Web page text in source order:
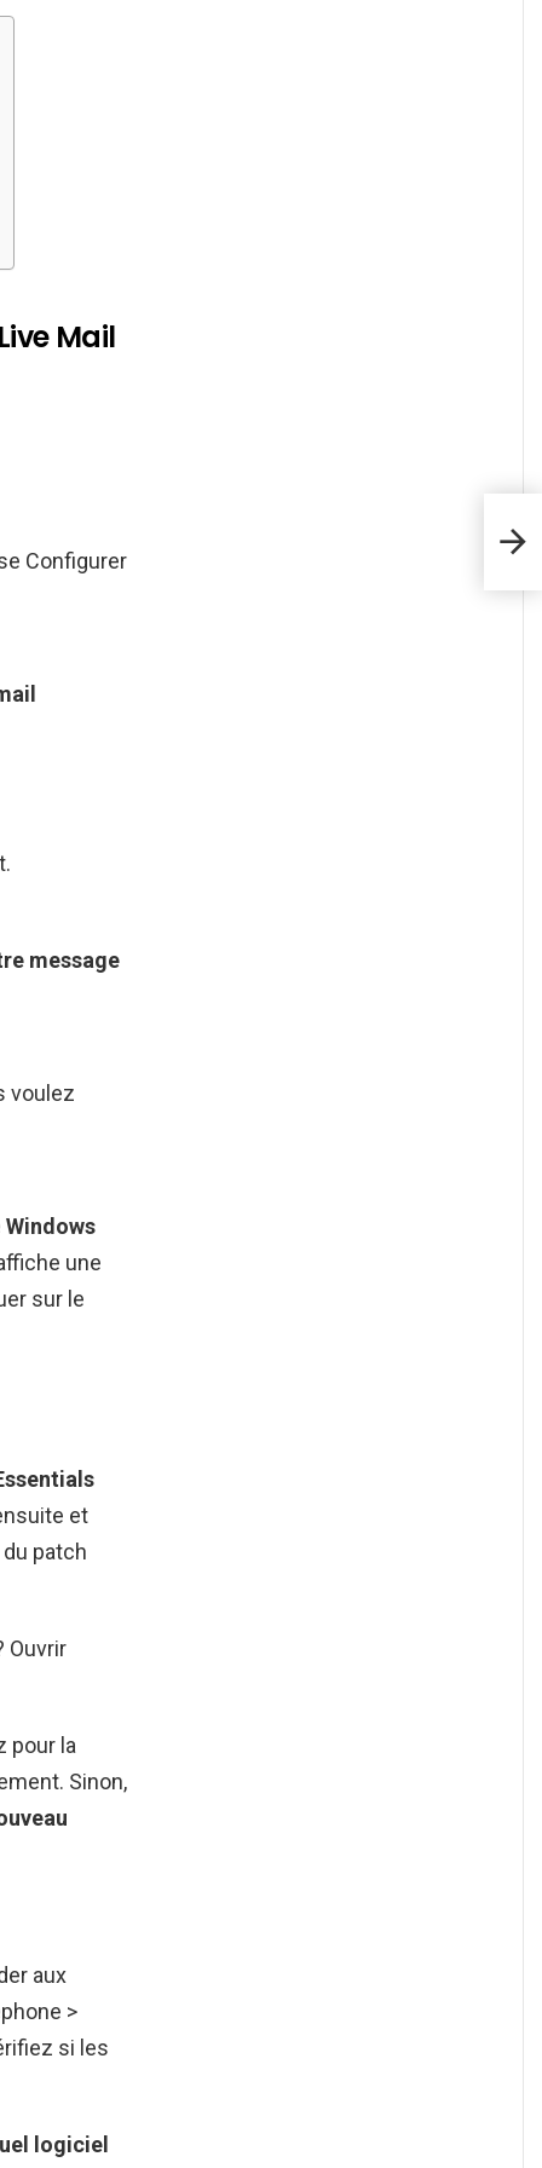
Mail
Configurer
message
voulez
Windows
une
sur le
et
patch
Ouvrir
pour la
Sinon,
aux
>
si les
logiciel